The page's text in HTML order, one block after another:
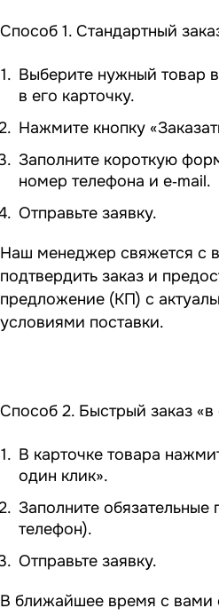
Способ 1. Стандартный
Выберите нужный товар
в его карточку.
Нажмите кнопку
Заполните короткую
номер телефона и e‑mail.
Отправьте заявку.
Наш менеджер свяжется с
подтвердить заказ и
предложение (КП) с
условиями поставки.
Способ 2. Быстрый заказ «в
В карточке товара
один клик».
Заполните
телефон).
Отправьте заявку.
В ближайшее время с вами